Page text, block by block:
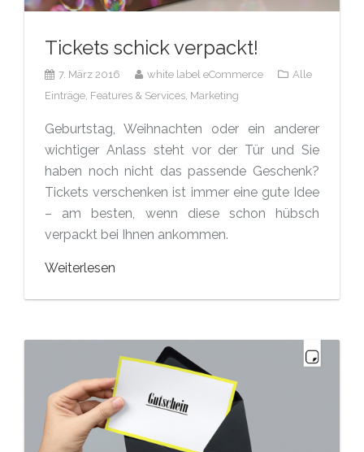
Tickets schick verpackt!
7. März 2016 white label eCommerce
Alle
Einträge, Features & Services, Marketing
Geburtstag, Weihnachten oder ein anderer
wichtiger Anlass steht vor der Tür und Sie
haben noch nicht das passende Geschenk?
Tickets verschenken ist immer eine gute Idee
– am besten, wenn diese schon hübsch
verpackt bei Ihnen ankommen.
Weiterlesen